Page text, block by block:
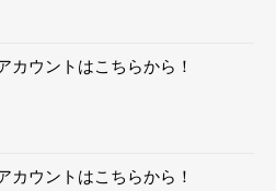
カウントはこちらから！
カウントはこちらから！